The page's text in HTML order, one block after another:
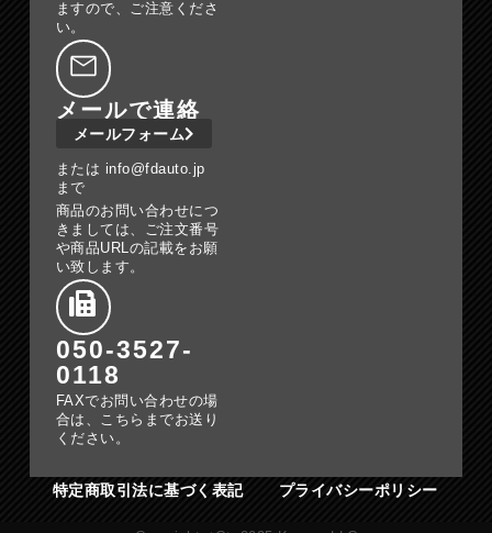
ますので、ご注意くださ
い。
メールで連絡
メールフォーム
または info@fdauto.jp
まで
商品のお問い合わせにつ
きましては、ご注文番号
や商品URLの記載をお願
い致します。
050-3527-
0118
FAXでお問い合わせの場
合は、こちらまでお送り
ください。
特定商取引法に基づく表記 プライバシーポリシー